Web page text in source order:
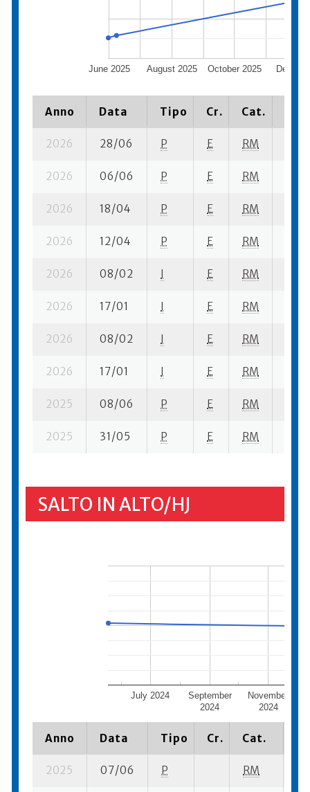
June 2025 August 2025 October 2025
Anno Data Tipo Cr. Cat.
2026 28/06 P E RM
2026 06/06 P E RM
2026 18/04 P E RM
2026 12/04 P E RM
2026 08/02 I E RM
2026 17/01 I E RM
2026 08/02 I E RM
2026 17/01 I E RM
2025 08/06 P E RM
2025 31/05 P E RM
SALTO IN ALTO/HJ
July 2024
September
2024
November
2024
Anno Data Tipo Cr. Cat.
2025 07/06 P RM